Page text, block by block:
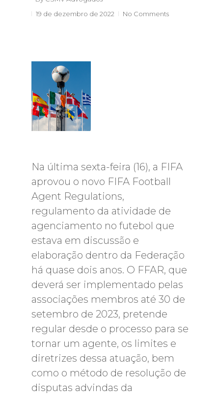
19 de dezembro de 2022
No Comments
Na última sexta-feira (16), a FIFA
aprovou o novo FIFA Football
Agent Regulations,
regulamento da atividade de
agenciamento no futebol que
estava em discussão e
elaboração dentro da Federação
há quase dois anos. O FFAR, que
deverá ser implementado pelas
associações membros até 30 de
setembro de 2023, pretende
regular desde o processo para se
tornar um agente, os limites e
diretrizes dessa atuação, bem
como o método de resolução de
disputas advindas da